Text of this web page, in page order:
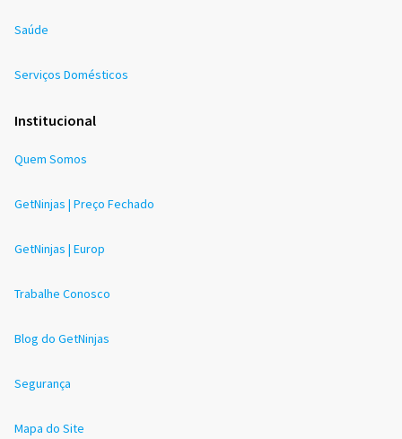
Saúde
Serviços Domésticos
Institucional
Quem Somos
GetNinjas | Preço Fechado
GetNinjas | Europ
Trabalhe Conosco
Blog do GetNinjas
Segurança
Mapa do Site